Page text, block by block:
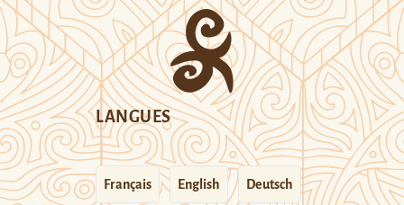
LANGUES
Français English Deutsch